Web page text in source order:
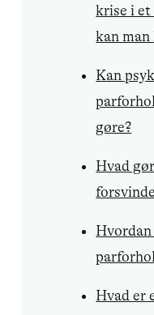
krise i et
kan man
Kan
gøre?
Hvad
Hvad er